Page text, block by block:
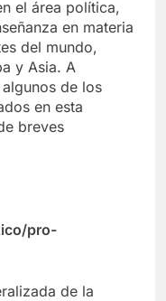
el área política,
en materia
del mundo,
y Asia. A
de los
en esta
breves
pro-
de la